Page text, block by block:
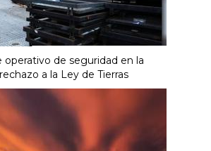
operativo de seguridad en la
a la Ley de Tierras